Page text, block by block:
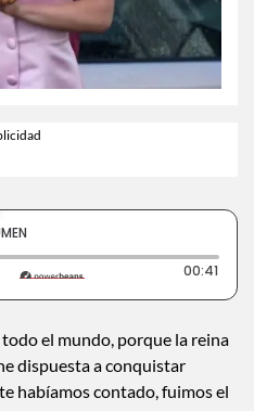
0 segundos 00:41
el mundo, porque la reina
dispuesta a conquistar
habíamos contado, fuimos el